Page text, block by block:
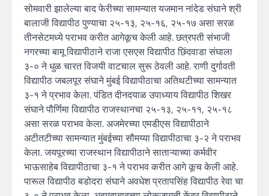
सोमवारी झालेल्या बाद फेरीच्या सामन्यात यजमान नांदेड संघाने श्री
बालाजी विद्यापीठ पुण्याचा २५-१३, २५-१६, २५-१७ असा सरळ
तीनसेटमध्ये पराभव करीत आगेकूच केली आहे. छत्रपती संभाजी
नगरच्या बामू विद्यापीठाने राजा एसएस विद्यापीठ छिंदवाडा संघाला
३-० ने धुळ चारत विजयी वाटचाल सुरू ठेवली आहे. राणी दुर्गावती
विद्यापीठ जबलपूर संघाने मुंबई विद्यापीठाचा अतिथटीच्या सामन्यात
३-१ ने प्रभाव केला. पंडित दीनदयाळ उपाध्याय विद्यापीठ शिखर
संघाने पौर्णिमा विद्यापीठ राजस्थानचा २५-१३, २५-११, २५-१८
असा सरळ पराभव केला. अजमेरच्या एमडीएस विद्यापीठाने
अटीतटीच्या सामन्यात मुंबईच्या सौमय्या विद्यापीठाचा ३-२ ने पराभव
केला. जयपूरच्या राजस्थान विद्यापीठाने साताऱ्याच्या कर्मवीर
भाऊसाहेब विद्यापीठाचा ३-१ ने पराभव करीत आगे कूच केली आहे.
पारूल विद्यापीठ बडोदरा संघाने अवधेश प्रतापसिंह विद्यापीठ रेवा चा